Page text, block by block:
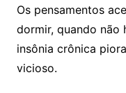
Os pensamentos
dormir, quando não
insônia crônica
vicioso.